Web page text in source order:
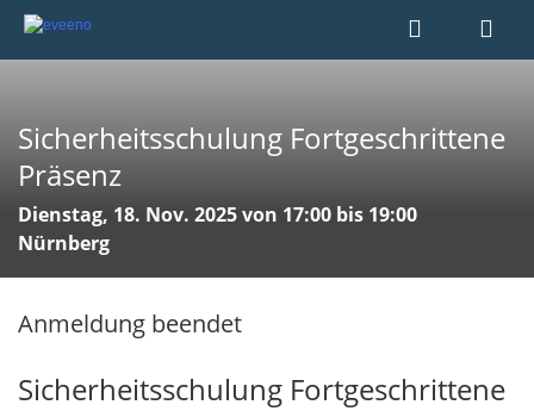
Sicherheitsschulung Fortgeschrittene
Präsenz
Dienstag, 18. Nov. 2025 von 17:00 bis 19:00
Nürnberg
Anmeldung beendet
Sicherheitsschulung Fortgeschrittene